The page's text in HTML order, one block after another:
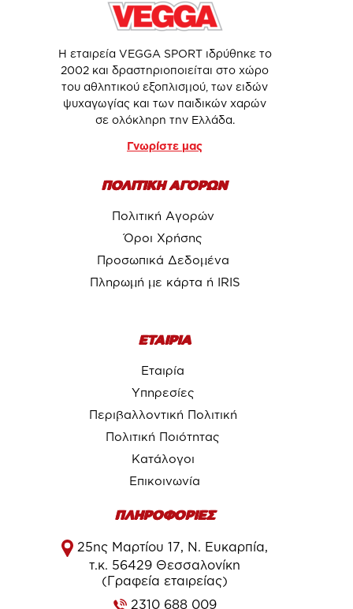
Η εταιρεία VEGGA SPORT ιδρύθηκε το
2002 και δραστηριοποιείται στο χώρο
του αθλητικού εξοπλισμού, των ειδών
ψυχαγωγίας και των παιδικών χαρών
σε ολόκληρη την Ελλάδα.
Γνωρίστε μας
ΠΟΛΙΤΙΚΗ ΑΓΟΡΩΝ
Πολιτική Αγορών
Όροι Χρήσης
Προσωπικά Δεδομένα
Πληρωμή με κάρτα ή IRIS
ΕΤΑΙΡΙΑ
Εταιρία
Υπηρεσίες
Περιβαλλοντική Πολιτική
Πολιτική Ποιότητας
Κατάλογοι
Επικοινωνία
ΠΛΗΡΟΦΟΡΙΕΣ
25ης Μαρτίου 17, Ν. Ευκαρπία,
τ.κ. 56429 Θεσσαλονίκη
(Γραφεία εταιρείας)
2310 688 009